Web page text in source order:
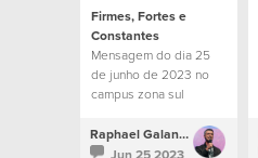
Firmes, Fortes e
Constantes
Mensagem do dia 25
de junho de 2023 no
campus zona sul
Raphael Galante
Jun 25 2023